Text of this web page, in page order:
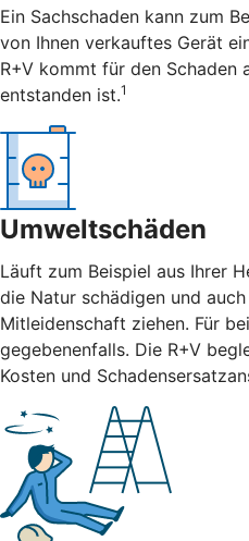
Ein Sachschaden kann zum
von Ihnen verkauftes Gerät
R+V kommt für den Schaden
entstanden ist.1
Umweltschäden
Läuft zum Beispiel aus Ihrer
die Natur schädigen und
Mitleidenschaft ziehen. Für
gegebenenfalls. Die R+V
Kosten und